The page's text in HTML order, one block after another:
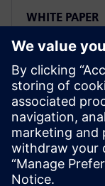
WHITE PAPER
Leitfaden
von
der
Lesen Sie
das HLK-
Optimierung